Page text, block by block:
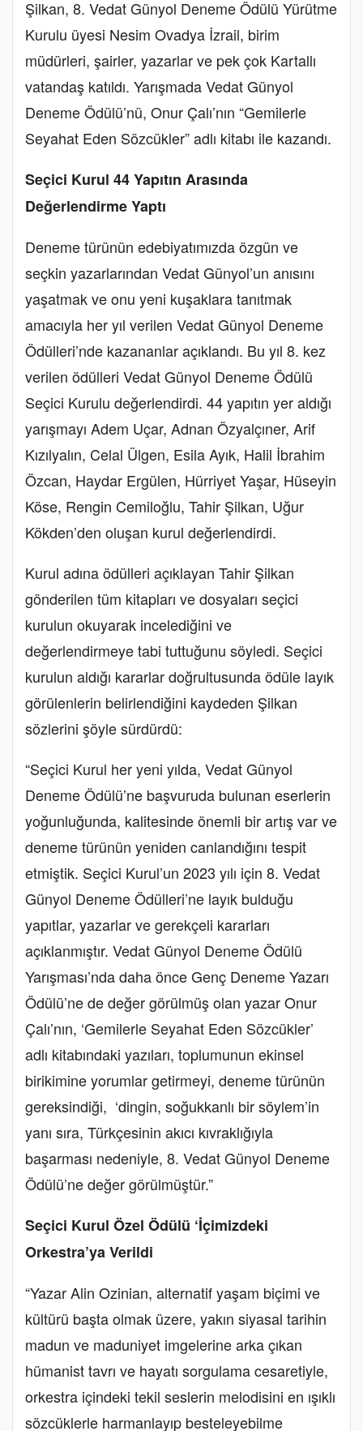
Şilkan, 8. Vedat Günyol Deneme Ödülü Yürütme
Kurulu üyesi Nesim Ovadya İzrail, birim
müdürleri, şairler, yazarlar ve pek çok Kartallı
vatandaş katıldı. Yarışmada Vedat Günyol
Deneme Ödülü’nü, Onur Çalı’nın “Gemilerle
Seyahat Eden Sözcükler” adlı kitabı ile kazandı.
Seçici Kurul 44 Yapıtın Arasında
Değerlendirme Yaptı
Deneme türünün edebiyatımızda özgün ve
seçkin yazarlarından Vedat Günyol’un anısını
yaşatmak ve onu yeni kuşaklara tanıtmak
amacıyla her yıl verilen Vedat Günyol Deneme
Ödülleri’nde kazananlar açıklandı. Bu yıl 8. kez
verilen ödülleri Vedat Günyol Deneme Ödülü
Seçici Kurulu değerlendirdi. 44 yapıtın yer aldığı
yarışmayı Adem Uçar, Adnan Özyalçıner, Arif
Kızılyalın, Celal Ülgen, Esila Ayık, Halil İbrahim
Özcan, Haydar Ergülen, Hürriyet Yaşar, Hüseyin
Köse, Rengin Cemiloğlu, Tahir Şilkan, Uğur
Kökden’den oluşan kurul değerlendirdi.
Kurul adına ödülleri açıklayan Tahir Şilkan
gönderilen tüm kitapları ve dosyaları seçici
kurulun okuyarak incelediğini ve
değerlendirmeye tabi tuttuğunu söyledi. Seçici
kurulun aldığı kararlar doğrultusunda ödüle layık
görülenlerin belirlendiğini kaydeden Şilkan
sözlerini şöyle sürdürdü:
“Seçici Kurul her yeni yılda, Vedat Günyol
Deneme Ödülü’ne başvuruda bulunan eserlerin
yoğunluğunda, kalitesinde önemli bir artış var ve
deneme türünün yeniden canlandığını tespit
etmiştik. Seçici Kurul’un 2023 yılı için 8. Vedat
Günyol Deneme Ödülleri’ne layık bulduğu
yapıtlar, yazarlar ve gerekçeli kararları
açıklanmıştır. Vedat Günyol Deneme Ödülü
Yarışması’nda daha önce Genç Deneme Yazarı
Ödülü’ne de değer görülmüş olan yazar Onur
Çalı’nın, ‘Gemilerle Seyahat Eden Sözcükler’
adlı kitabındaki yazıları, toplumunun ekinsel
birikimine yorumlar getirmeyi, deneme türünün
gereksindiği, ‘dingin, soğukkanlı bir söylem’in
yanı sıra, Türkçesinin akıcı kıvraklığıyla
başarması nedeniyle, 8. Vedat Günyol Deneme
Ödülü’ne değer görülmüştür.”
Seçici Kurul Özel Ödülü ‘İçimizdeki
Orkestra’ya Verildi
“Yazar Alin Ozinian, alternatif yaşam biçimi ve
kültürü başta olmak üzere, yakın siyasal tarihin
madun ve maduniyet imgelerine arka çıkan
hümanist tavrı ve hayatı sorgulama cesaretiyle,
orkestra içindeki tekil seslerin melodisini en ışıklı
sözcüklerle harmanlayıp besteleyebilme